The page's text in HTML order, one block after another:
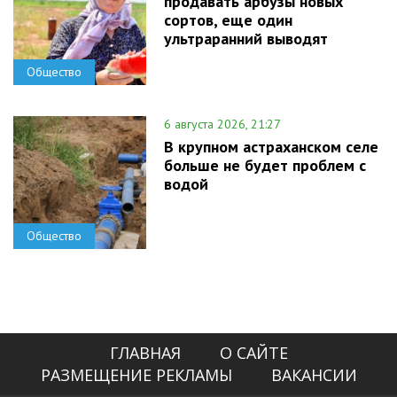
Общество
сортов, еще один
ультраранний выводят
Общество
6 августа 2026, 21:27
В крупном астраханском селе
больше не будет проблем с
водой
ГЛАВНАЯ
О САЙТЕ
РАЗМЕЩЕНИЕ РЕКЛАМЫ
ВАКАНСИИ